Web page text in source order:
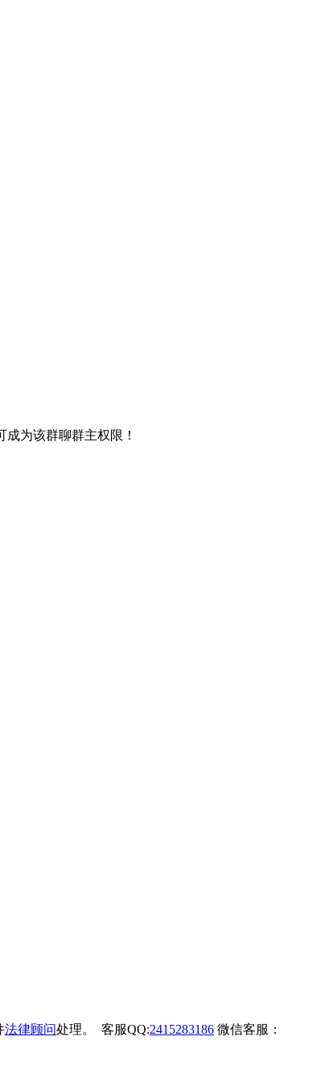
为该群聊群主权限！
法律顾问处理。 客服QQ:2415283186 微信客服：